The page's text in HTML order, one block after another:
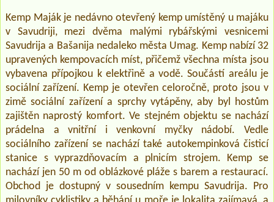
Kemp Maják je nedávno otevřený kemp umístěný u majáku
v Savudriji, mezi dvěma malými rybářskými vesnicemi
Savudrija a Bašanija nedaleko města Umag. Kemp nabízí 32
upravených kempovacích míst, přičemž všechna místa jsou
vybavena přípojkou k elektřině a vodě. Součástí areálu je
sociální zařízení. Kemp je otevřen celoročně, proto jsou v
zimě sociální zařízení a sprchy vytápěny, aby byl hostům
zajištěn naprostý komfort. Ve stejném objektu se nachází
prádelna a vnitřní i venkovní myčky nádobí. Vedle
sociálního zařízení se nachází také autokempinková čisticí
stanice s vyprazdňovacím a plnicím strojem. Kemp se
nachází jen 50 m od oblázkové pláže s barem a restaurací.
Obchod je dostupný v sousedním kempu Savudrija. Pro